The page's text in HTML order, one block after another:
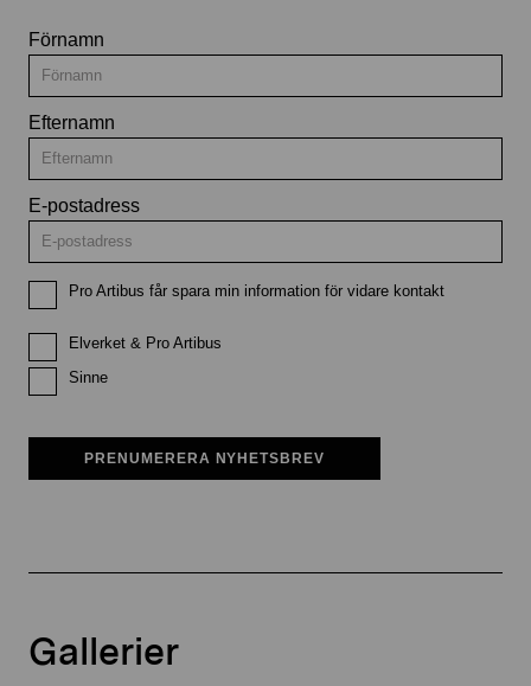
Förnamn
Efternamn
E-postadress
Pro Artibus får spara min information för vidare kontakt
Elverket & Pro Artibus
Sinne
PRENUMERERA NYHETSBREV
Gallerier